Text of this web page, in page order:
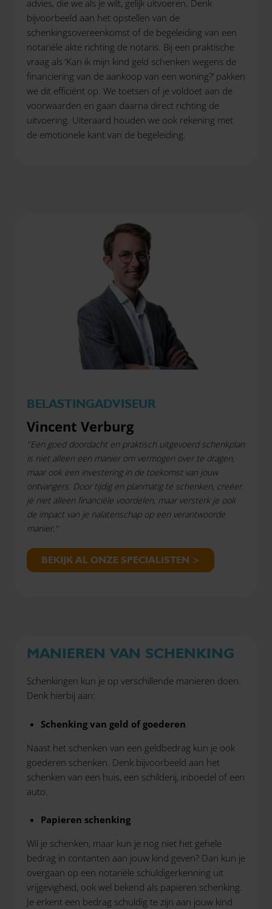
advies, die we als je wilt, gelijk uitvoeren. Denk
bijvoorbeeld aan het opstellen van de
schenkingsovereenkomst of de begeleiding van een
notariële akte richting de notaris. Bij een praktische
vraag als ‘Kan ik mijn kind geld schenken wegens de
financiering van de aankoop van een woning?’ pakken
we dit efficiënt op. We toetsen of je voldoet aan de
voorwaarden en gaan daarna direct richting de
uitvoering. Uiteraard houden we ook rekening met
de emotionele kant van de begeleiding.
BELASTINGADVISEUR
Vincent Verburg
''Een goed doordacht en praktisch uitgevoerd schenkplan
is niet alleen een manier om vermogen over te dragen,
maar ook een investering in de toekomst van jouw
ontvangers. Door tijdig en planmatig te schenken, creëer
je niet alleen financiële voordelen, maar versterk je ook
de impact van je nalatenschap op een verantwoorde
manier.''
BEKIJK AL ONZE SPECIALISTEN >
MANIEREN VAN SCHENKING
Schenkingen kun je op verschillende manieren doen.
Denk hierbij aan:
Schenking van geld of goederen
Naast het schenken van een geldbedrag kun je ook
goederen schenken. Denk bijvoorbeeld aan het
schenken van een huis, een schilderij, inboedel of een
auto.
Papieren schenking
Wil je schenken, maar kun je nog niet het gehele
bedrag in contanten aan jouw kind geven? Dan kun je
overgaan op een notariële schuldigerkenning uit
vrijgevigheid, ook wel bekend als papieren schenking.
Je erkent een bedrag schuldig te zijn aan jouw kind